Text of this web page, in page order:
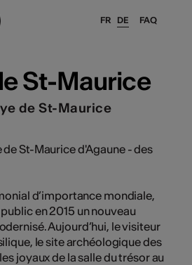
FAQ
FR DE
St-Maurice
de St-Maurice
de St-Maurice d'Agaune - des
d’importance mondiale,
en 2015 un nouveau
Aujourd’hui, le visiteur
le site archéologique des
joyaux de la salle du trésor au